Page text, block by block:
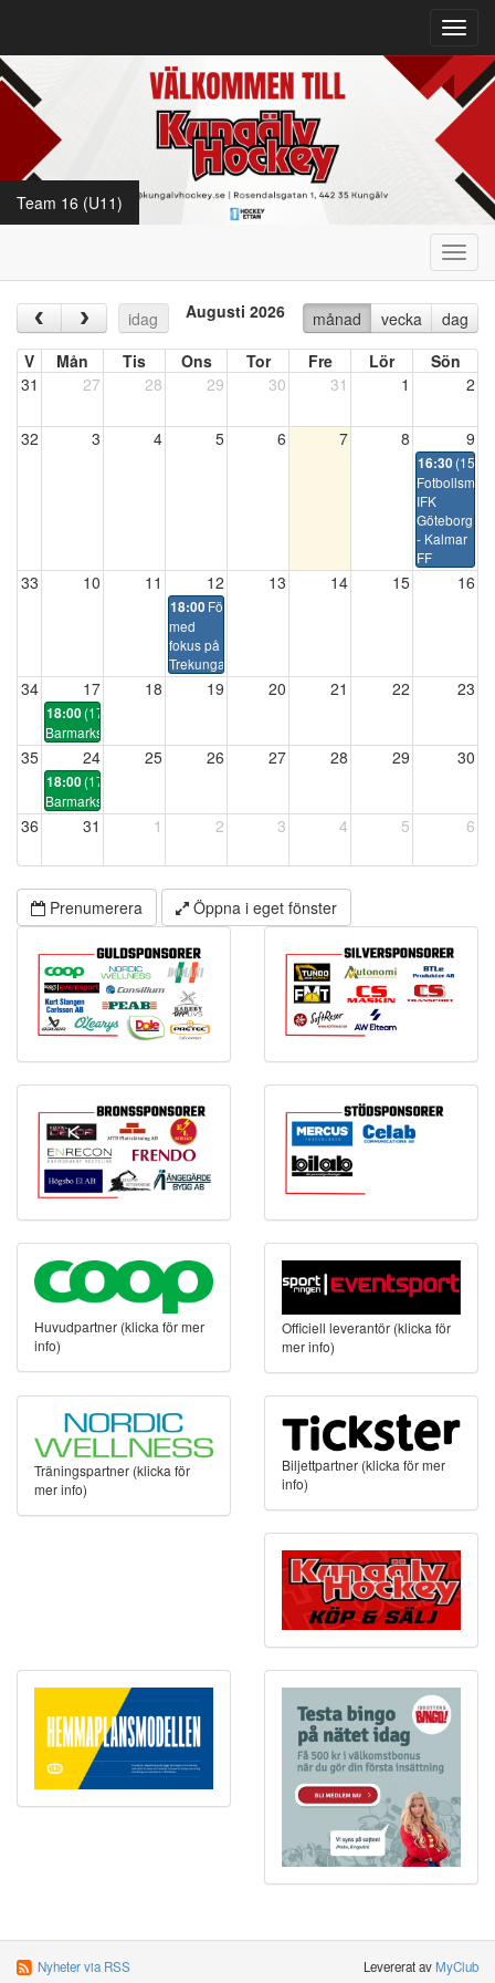
Team 16 (U11)
‹ › idag Augusti 2026 månad vecka dag
18:00(17:50)
Barmarksträning/lek
18:00(17:50)
Barmarksträning/lek
18:00 Föräldramöte
med
fokus på
Trekungacupen
16:30
IFK
Göteborg
- Kalmar
FF
V Mån Tis Ons Tor Fre Lör
Sön
31
27 28 29 30 31 1 2
32 3 4 5 6 7 8 9
33 10 11 12 13 14 15 16
34 17 18 19 20 21 22 23
35 24 25 26 27 28 29 30
36 31 1 2 3 4 5 6
Prenumerera Öppna i eget fönster
Huvudpartner (klicka för mer
info)
Officiell leverantör (klicka för
mer info)
Träningspartner (klicka för
mer info)
Biljettpartner (klicka för mer
info)
Nyheter via RSS Levererat avMyClub